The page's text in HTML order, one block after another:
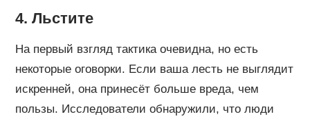
4. Льстите
На первый взгляд тактика очевидна, но есть
некоторые оговорки. Если ваша лесть не выглядит
искренней, она принесёт больше вреда, чем
пользы. Исследователи обнаружили, что люди